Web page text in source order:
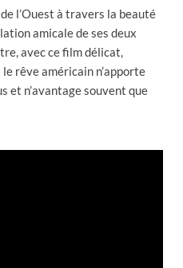
l’Ouest à travers la beauté
amicale de ses deux
avec ce film délicat,
rêve américain n’apporte
et n’avantage souvent que